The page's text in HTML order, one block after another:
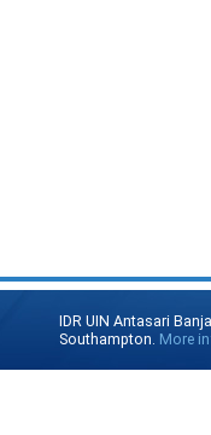
IDR UIN Antasari
Southampton. More